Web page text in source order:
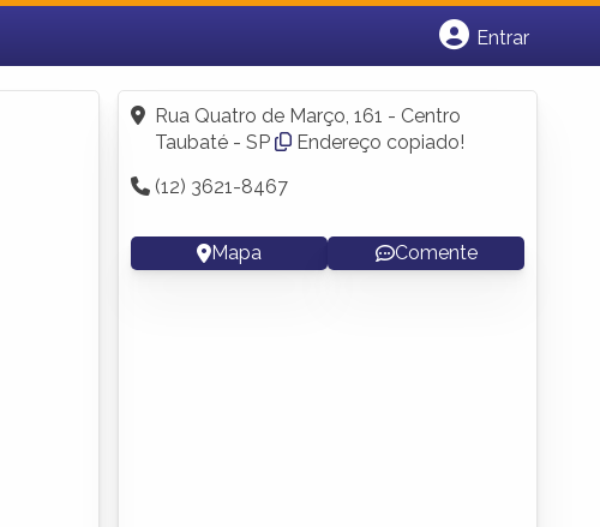
Entrar
Fazer login
Criar conta
Rua Quatro de Março, 161 - Centro
Taubaté - SP
Endereço copiado!
(12) 3621-8467
Mapa Comente